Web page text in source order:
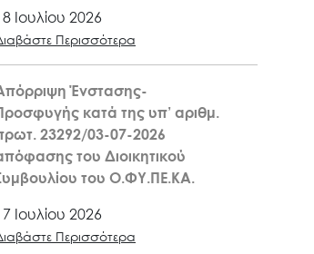
Ιουλίου 2026
Περισσότερα
Ένστασης-
κατά της υπ’ αριθμ.
23292/03-07-2026
του Διοικητικού
του Ο.ΦΥ.ΠΕ.ΚΑ.
Ιουλίου 2026
Περισσότερα